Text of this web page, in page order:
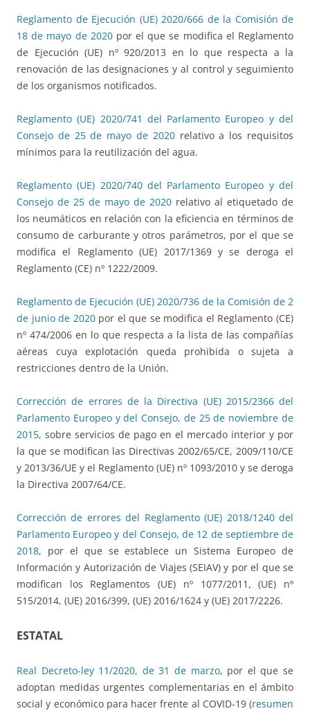
Reglamento de Ejecución (UE) 2020/666 de la Comisión de
18 de mayo de 2020por el que se modifica el Reglamento
de Ejecución (UE) nº 920/2013 en lo que respecta a la
renovación de las designaciones y al control y seguimiento
de los organismos notificados.
Reglamento (UE) 2020/741 del Parlamento Europeo y del
Consejo de 25 de mayo de 2020relativo a los requisitos
mínimos para la reutilización del agua.
Reglamento (UE) 2020/740 del Parlamento Europeo y del
Consejo de 25 de mayo de 2020 relativo al etiquetado de
los neumáticos en relación con la eficiencia en términos de
consumo de carburante y otros parámetros, por el que se
modifica el Reglamento (UE) 2017/1369 y se deroga el
Reglamento (CE) nº 1222/2009.
Reglamento de Ejecución (UE) 2020/736 de la Comisión de 2
de junio de 2020por el que se modifica el Reglamento (CE)
nº 474/2006 en lo que respecta a la lista de las compañías
aéreas cuya explotación queda prohibida o sujeta a
restricciones dentro de la Unión.
Corrección de errores de la Directiva (UE) 2015/2366 del
Parlamento Europeo y del Consejo, de 25 de noviembre de
2015, sobre servicios de pago en el mercado interior y por
la que se modifican las Directivas 2002/65/CE, 2009/110/CE
y 2013/36/UE y el Reglamento (UE) nº 1093/2010 y se deroga
la Directiva 2007/64/CE.
Corrección de errores del Reglamento (UE) 2018/1240 del
Parlamento Europeo y del Consejo, de 12 de septiembre de
2018, por el que se establece un Sistema Europeo de
Información y Autorización de Viajes (SEIAV) y por el que se
modifican los Reglamentos (UE) nº 1077/2011, (UE) nº
515/2014, (UE) 2016/399, (UE) 2016/1624 y (UE) 2017/2226.
ESTATAL
Real Decreto-ley 11/2020, de 31 de marzo, por el que se
adoptan medidas urgentes complementarias en el ámbito
social y económico para hacer frente al COVID-19 (resumen